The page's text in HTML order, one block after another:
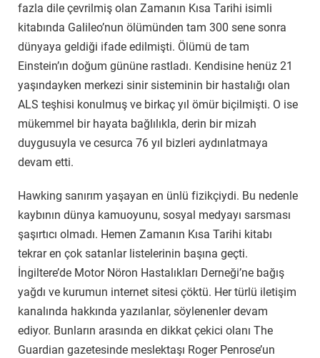
fazla dile çevrilmiş olan Zamanın Kısa Tarihi isimli
kitabında Galileo’nun ölümünden tam 300 sene sonra
dünyaya geldiği ifade edilmişti. Ölümü de tam
Einstein’ın doğum gününe rastladı. Kendisine henüz 21
yaşındayken merkezi sinir sisteminin bir hastalığı olan
ALS teşhisi konulmuş ve birkaç yıl ömür biçilmişti. O ise
mükemmel bir hayata bağlılıkla, derin bir mizah
duygusuyla ve cesurca 76 yıl bizleri aydınlatmaya
devam etti.
Hawking sanırım yaşayan en ünlü fizikçiydi. Bu nedenle
kaybının dünya kamuoyunu, sosyal medyayı sarsması
şaşırtıcı olmadı. Hemen Zamanın Kısa Tarihi kitabı
tekrar en çok satanlar listelerinin başına geçti.
İngiltere’de Motor Nöron Hastalıkları Derneği’ne bağış
yağdı ve kurumun internet sitesi çöktü. Her türlü iletişim
kanalında hakkında yazılanlar, söylenenler devam
ediyor. Bunların arasında en dikkat çekici olanı The
Guardian gazetesinde meslektaşı Roger Penrose’un